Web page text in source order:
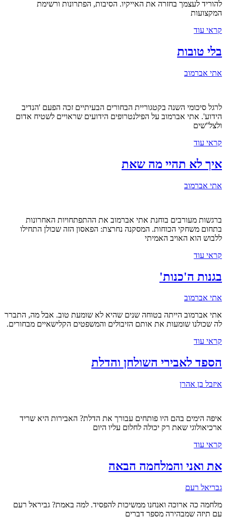
להוריד לעצמך בחזרה את האייקיו. הסיבות, הפתרונות ורשימת
המקצועות
קראי עוד
בלי טובות
אתי אברמוב
לרגל סיכומי השנה בקטגוריית הבחורים הבעיתיים זכה הפעם 'הנדיב
הידוע'. אתי אברמוב על הפילנטרופים הידועים שראויים לשטיח אדום
ולצל''שים
קראי עוד
איך לא תהיי מה שאת
אתי אברמוב
ברגשות מעורבים בוחנת אתי אברמוב את ההתפתחויות האחרונות
בתחום משחקי הכוחות. המסקנה נחרצת: הפאסון הזה שכולן התחילו
ללבוש הוא האויב האמיתי
קראי עוד
בגנות ה'כנות'
אתי אברמוב
אתי אברמוב הייתה בטוחה שנים שהיא לא שומעת טוב. אבל מה, התברר
לה שכולנו שומעות את אותם הזיבולים והמשפטים הקלישאיים מבחורים.
קראי עוד
הספד לאבירי השולחן והדלת
איזבל בן אהרן
איפה הימים בהם היו פותחים עבורך את הדלת? האבירות היא שריד
ארכיאולוגי שאת רק יכולה לחלום עליו היום
קראי עוד
את ואני והמלחמה הבאה
גבריאל רעם
מלחמה כה ארוכה ואנחנו ממשיכות להפסיד. למה באמת? גביראל רעם
עם תיזה שמבהירה מספר דברים